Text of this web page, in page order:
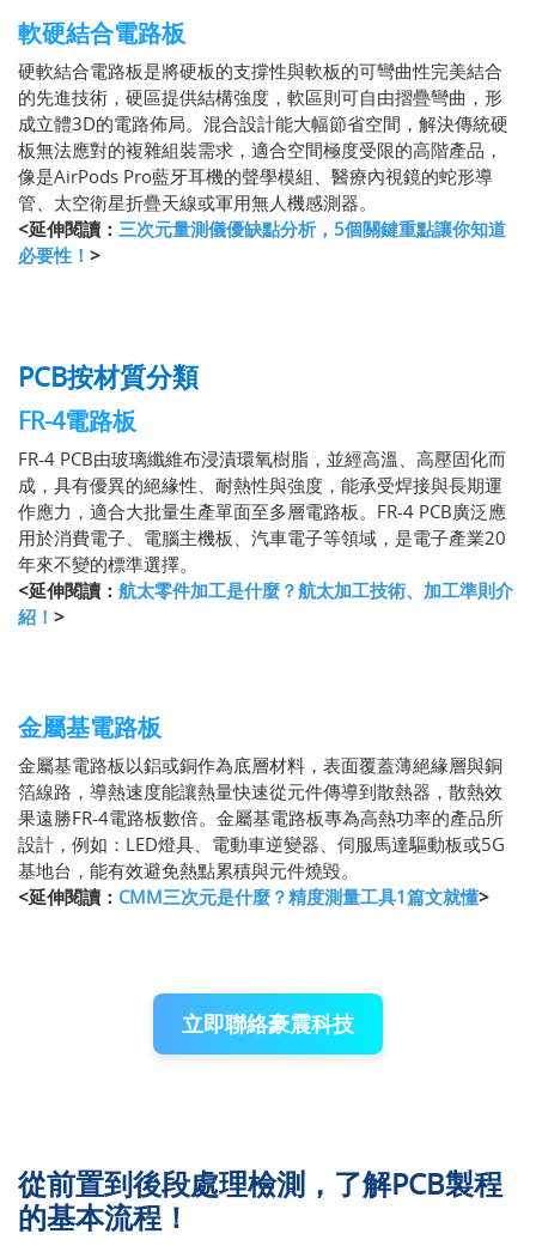
軟硬結合電路板
硬軟結合電路板是將硬板的支撐性與軟板的可彎曲性完美結合
的先進技術，硬區提供結構強度，軟區則可自由摺疊彎曲，形
成立體3D的電路佈局。混合設計能大幅節省空間，解決傳統硬
板無法應對的複雜組裝需求，適合空間極度受限的高階產品，
像是AirPods Pro藍牙耳機的聲學模組、醫療內視鏡的蛇形導
管、太空衛星折疊天線或軍用無人機感測器。
<延伸閱讀： 三次元量測儀優缺點分析，5個關鍵重點讓你知道
必要性！ >
PCB按材質分類
FR-4電路板
FR-4 PCB由玻璃纖維布浸漬環氧樹脂，並經高溫、高壓固化而
成，具有優異的絕緣性、耐熱性與強度，能承受焊接與長期運
作應力，適合大批量生產單面至多層電路板。FR-4 PCB廣泛應
用於消費電子、電腦主機板、汽車電子等領域，是電子產業20
年來不變的標準選擇。
<延伸閱讀： 航太零件加工是什麼？航太加工技術、加工準則介
紹！ >
金屬基電路板
金屬基電路板以鋁或銅作為底層材料，表面覆蓋薄絕緣層與銅
箔線路，導熱速度能讓熱量快速從元件傳導到散熱器，散熱效
果遠勝FR-4電路板數倍。金屬基電路板專為高熱功率的產品所
設計，例如：LED燈具、電動車逆變器、伺服馬達驅動板或5G
基地台，能有效避免熱點累積與元件燒毀。
<延伸閱讀： CMM三次元是什麼？精度測量工具1篇文就懂>
立即聯絡豪震科技
從前置到後段處理檢測，了解PCB製程
的基本流程！